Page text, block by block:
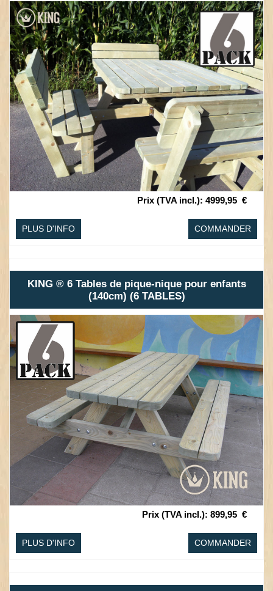
Prix (TVA incl.): 4999,95 €
PLUS D'INFO COMMANDER
KING ® 6 Tables de pique-nique pour enfants
(140cm) (6 TABLES)
Prix (TVA incl.): 899,95 €
PLUS D'INFO COMMANDER